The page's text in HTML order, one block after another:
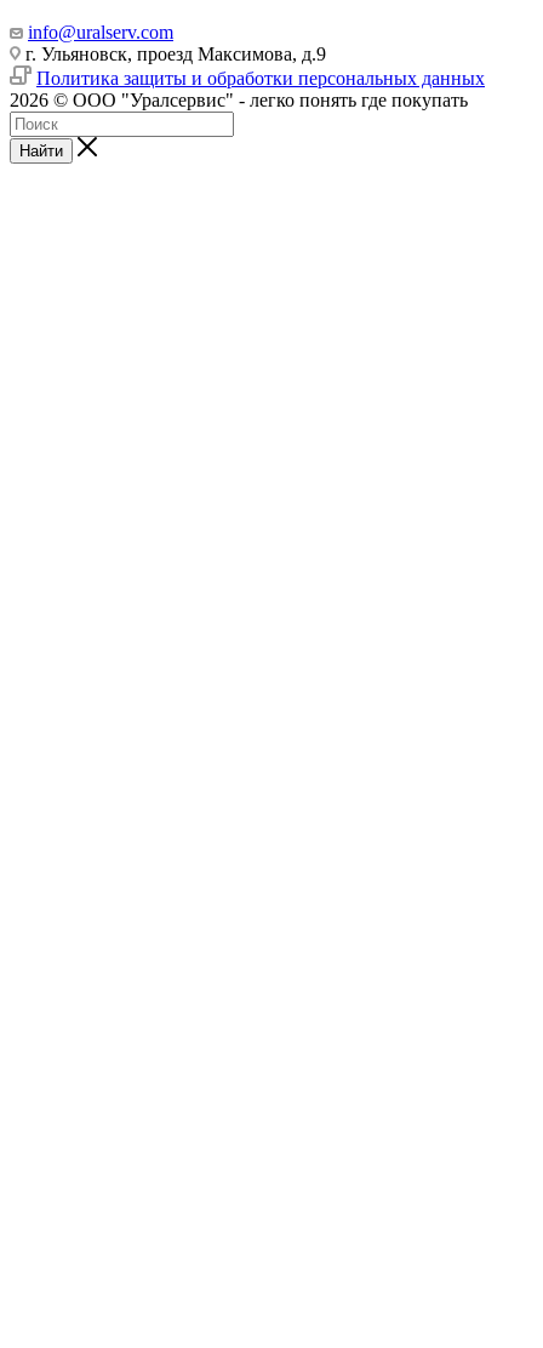
info@uralserv.com
г. Ульяновск, проезд Максимова, д.9
Политика защиты и обработки персональных данных
2026 © ООО "Уралсервис" - легко понять где покупать
Найти